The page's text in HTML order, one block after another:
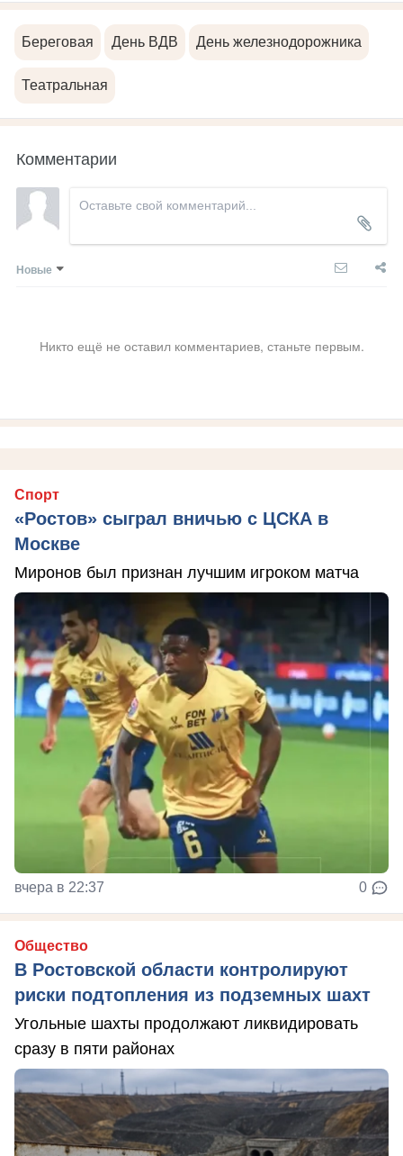
Береговая День ВДВ День железнодорожника
Театральная
Комментарии
Новые
Никто ещё не оставил комментариев, станьте первым.
Спорт
«Ростов» сыграл вничью с ЦСКА в
Москве
Миронов был признан лучшим игроком матча
вчера в 22:37 0
Общество
В Ростовской области контролируют
риски подтопления из подземных шахт
Угольные шахты продолжают ликвидировать
сразу в пяти районах